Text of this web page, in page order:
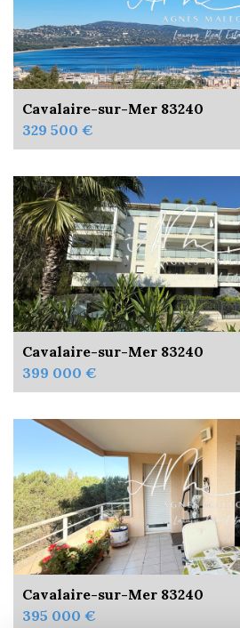
Cavalaire-sur-Mer 83240
329 500 €
Cavalaire-sur-Mer 83240
399 000 €
Cavalaire-sur-Mer 83240
395 000 €